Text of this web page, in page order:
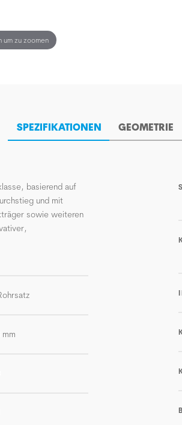
um zu zoomen
SPEZIFIKATIONEN GEOMETRIE
basierend auf
und mit
sowie weiteren